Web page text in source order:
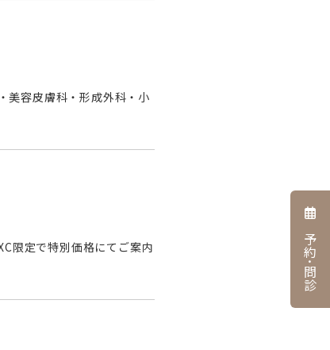
美容皮膚科・形成外科・小
限定で特別価格にてご案内
予約･問診